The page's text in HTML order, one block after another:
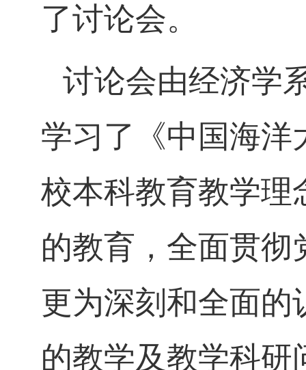
了讨论会。
讨论会由经济学
学习了《中国海洋
校本科教育教学理
的教育，全面贯彻
更为深刻和全面的
的教学及教学科